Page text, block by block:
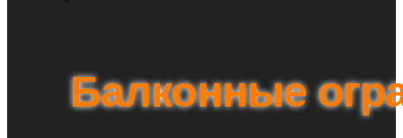
Балконные